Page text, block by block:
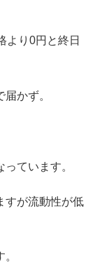
より0円と終日
かず。
ています。
すが流動性が低